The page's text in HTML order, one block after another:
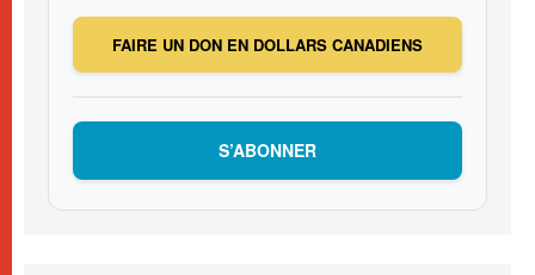
FAIRE UN DON EN DOLLARS CANADIENS
S’ABONNER